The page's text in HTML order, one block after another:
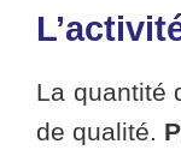
La quantité
de qualité.